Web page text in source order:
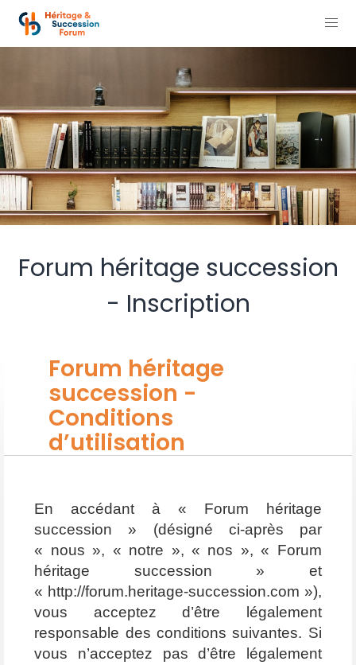
Forum héritage succession
- Inscription
Forum héritage
succession -
Conditions
d’utilisation
En accédant à « Forum héritage
succession » (désigné ci-après par
« nous », « notre », « nos », « Forum
héritage succession » et
« http://forum.heritage-succession.com »),
vous acceptez d’être légalement
responsable des conditions suivantes. Si
vous n’acceptez pas d’être légalement